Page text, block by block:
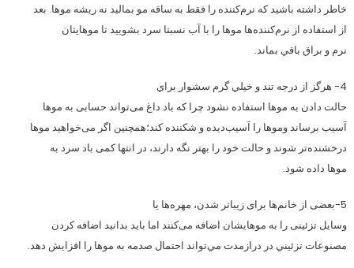
خاطر داشته باشيد كه نرم‌كننده را فقط به ساقه مو بماليد نه ريشه موها. بعد
از استفاده از نرم‌كننده‌ها موها را با آب نسبتا سرد بشوييد تا موهايتان
نرم و براق باقي بماند.
4- هرگز از درجه تند و خيلي گرم سشوار براي
حالت دادن به موها استفاده نشود چرا که باد داغ می‌تواند حسابی به موها
آسیب برساند وموها را آسیب‌دیده و شکننده‌ کند؛همچنین اگر می‌خواهید موها
درخشنده‌تر شوند و حالت خود را بهتر نگه دارند، در انتها کمی باد سرد به
موها داده شود.
5-بعضی از خانم‌ها برای زیباتر شدن، مهره‌ها یا
وسایل تزئینی را به موهایشان اضافه می‌کنند اما باید بدانید اضافه كردن
مصنوعات تزئيني در درازمدت مي‌تواند احتمال صدمه به موها را افزايش دهد.